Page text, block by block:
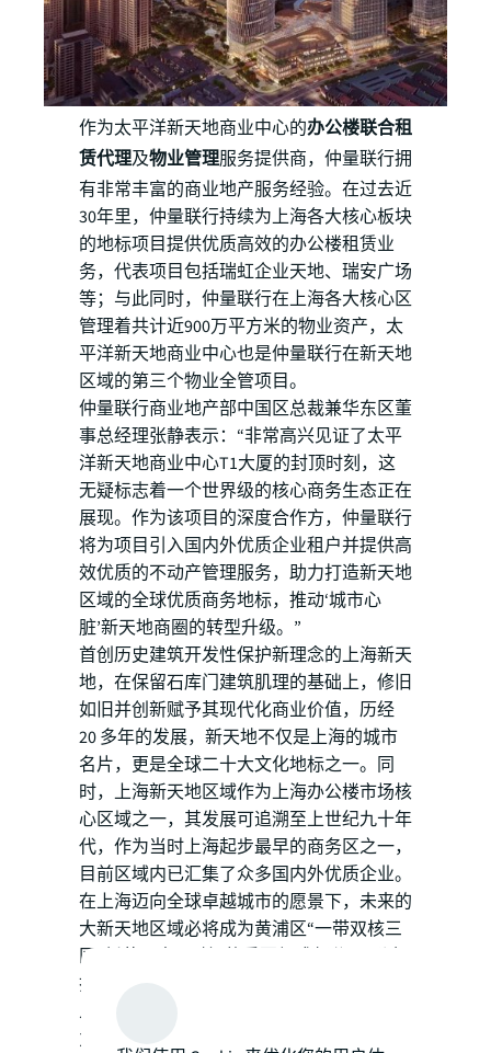
作为太平洋新天地商业中心的办公楼联合租
赁代理及物业管理服务提供商，仲量联行拥
有非常丰富的商业地产服务经验。在过去近
30年里，仲量联行持续为上海各大核心板块
的地标项目提供优质高效的办公楼租赁业
务，代表项目包括瑞虹企业天地、瑞安广场
等；与此同时，仲量联行在上海各大核心区
管理着共计近900万平方米的物业资产，太
平洋新天地商业中心也是仲量联行在新天地
区域的第三个物业全管项目。
仲量联行商业地产部中国区总裁兼华东区董
事总经理张静表示：“非常高兴见证了太平
洋新天地商业中心T1大厦的封顶时刻，这
无疑标志着一个世界级的核心商务生态正在
展现。作为该项目的深度合作方，仲量联行
将为项目引入国内外优质企业租户并提供高
效优质的不动产管理服务，助力打造新天地
区域的全球优质商务地标，推动‘城市心
脏’新天地商圈的转型升级。”
首创历史建筑开发性保护新理念的上海新天
地，在保留石库门建筑肌理的基础上，修旧
如旧并创新赋予其现代化商业价值，历经
20 多年的发展，新天地不仅是上海的城市
名片，更是全球二十大文化地标之一。同
时，上海新天地区域作为上海办公楼市场核
心区域之一，其发展可追溯至上世纪九十年
代，作为当时上海起步最早的商务区之一，
目前区域内已汇集了众多国内外优质企业。
在上海迈向全球卓越城市的愿景下，未来的
大新天地区域必将成为黄浦区“一带双核三
区”新蓝图中“双核”的重要组成部分，通过
打造城市活力空间，构建品质生活社区，引
入丰富的文化艺术差异化体验并带来充满活
力的社群体系，成为“世界级复合功能都心